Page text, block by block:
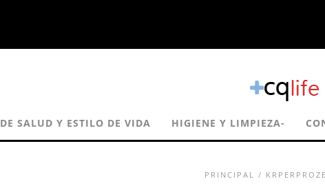
DE SALUD Y ESTILO DE VIDA HIGIENE Y LIMPIEZA-
PRINCIPAL /